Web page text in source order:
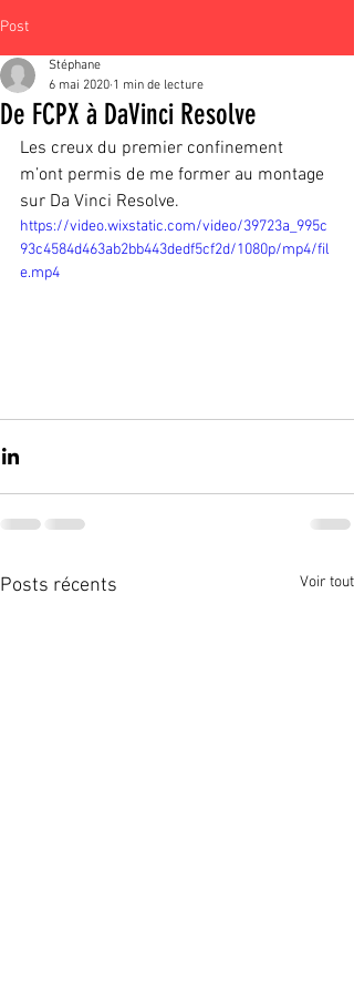
Post
De FCPX à DaVinci Resolve
Stéphane
6 mai 2020 1 min de lecture
Les creux du premier confinement
m’ont permis de me former au montage
sur Da Vinci Resolve.
https://video.wixstatic.com/video/39723a_995c
93c4584d463ab2bb443dedf5cf2d/1080p/mp4/fil
e.mp4
Posts récents Voir tout